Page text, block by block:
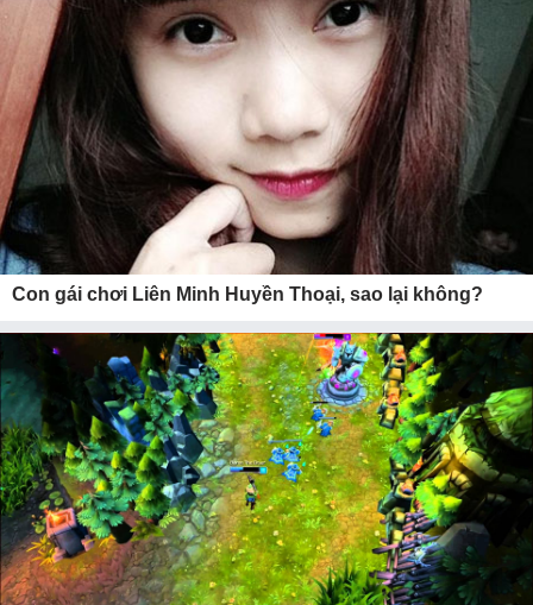
Con gái chơi Liên Minh Huyền Thoại, sao lại không?